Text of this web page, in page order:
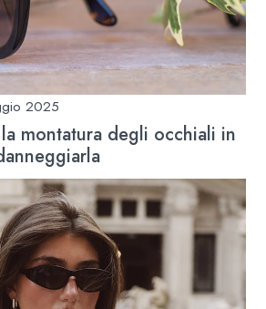
2025
montatura degli occhiali in